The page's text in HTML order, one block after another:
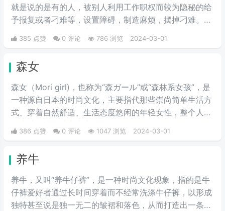
就是说的是有的人，被别人利用工作职权而较为隐秘的给
予报复或者刁难等，设置障碍，制造麻烦，摆掉刁难。一
般最常见的比如工作中被打小报告等。
385 点赞 0 评论 786 浏览 2024-03-01
森女
森女（Mori girl)，也称为“森ガール”或“森林系女孩”，是
一种源自日本的时尚文化，主要指代那些崇尚简单生活方
式、穿着自然舒适、生活态度悠闲的年轻女性，整个人看
386 点赞 0 评论 1047 浏览 2024-03-01
养牛
养牛，又叫“养牛仔裤”，是一种时尚文化现象，指的是牛
仔裤爱好者通过长时间穿着而不经常洗涤牛仔裤，以形成
独特甚至说是独一无二的皱褶和落色，从而打造出一条具